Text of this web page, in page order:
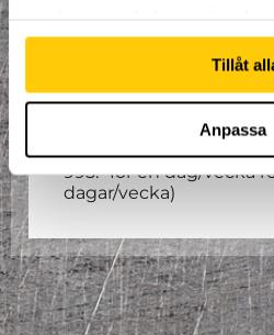
Tillåt
Anpassa
tillfället den 15
Ordinarie Pris: 1995:-
veckan och 2990:- för
veckan.(Om du är
995:- för en dag/vecka
dagar/vecka)